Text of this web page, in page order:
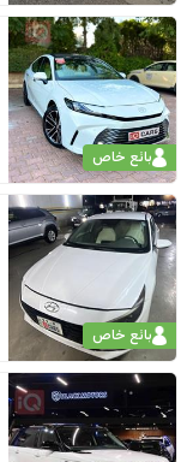
بائع خاص
بائع خاص